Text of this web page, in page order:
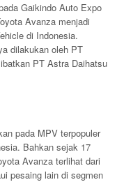
Gaikindo Auto Expo
Avanza menjadi
di Indonesia.
dilakukan oleh PT
PT Astra Daihatsu
pada MPV terpopuler
Bahkan sejak 17
Avanza terlihat dari
pesaing lain di segmen